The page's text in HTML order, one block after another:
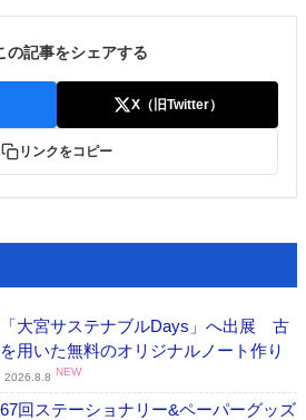
の記事をシェアする
X（旧Twitter）
リンクをコピー
大宮サステナブルDays」へ出展 古
用いた無料のオリジナルノート作り
2026.8.8 NEW
回ステーショナリー&ペーパーグッズ